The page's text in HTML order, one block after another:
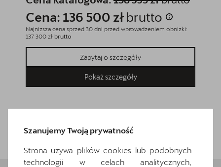
Cena: 136 500 zł brutto
Najniższa cena sprzed 30 dni przed wprowadzeniem obniżki:
137 300 zł brutto
Zapytaj o szczegóły
Pokaż szczegóły
Wróć do listy
Szanujemy Twoją prywatność
Strona używa plików cookies lub podobnych
technologii w celach analitycznych,